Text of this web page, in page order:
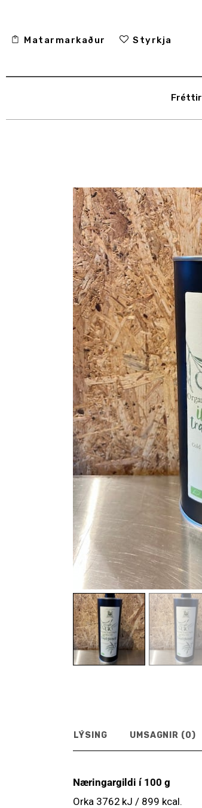
Matarmarkaður Styrkja
Fréttir
Matur & drykkur
Menning
Matarmarkaður
Hafa samband
LÝSING UMSAGNIR (0)
Næringargildi í 100 g
Orka 3762 kJ / 899 kcal.